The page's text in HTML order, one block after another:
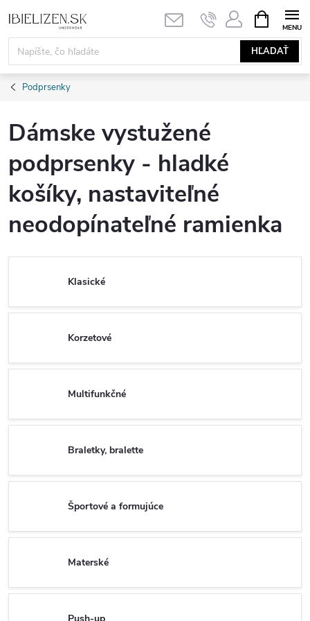
na
obsah
HĽADAŤ
KOŠÍK
Podprsenky
Dámske vystužené
podprsenky - hladké
košíky, nastaviteľné
neodopínateľné ramienka
Klasické
Korzetové
Multifunkčné
Braletky, bralette
Športové a formujúce
Materské
Push-up